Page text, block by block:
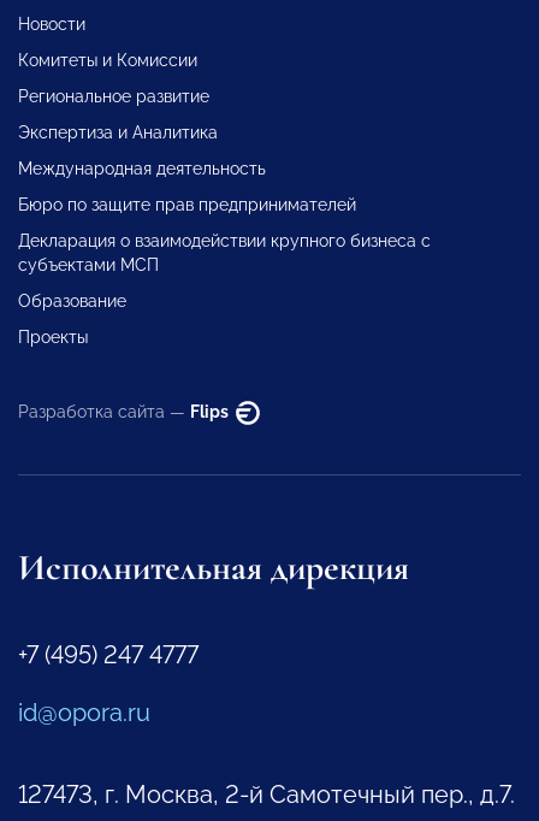
Новости
Комитеты и Комиссии
Региональное развитие
Экспертиза и Аналитика
Международная деятельность
Бюро по защите прав предпринимателей
Декларация о взаимодействии крупного бизнеса с
субъектами МСП
Образование
Проекты
Разработка сайта — Flips
Исполнительная дирекция
+7 (495) 247 4777
id@opora.ru
127473, г. Москва, 2-й Самотечный пер., д.7.